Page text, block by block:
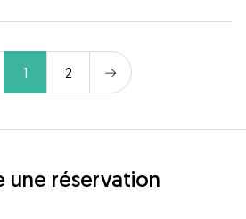
1 2
une réservation